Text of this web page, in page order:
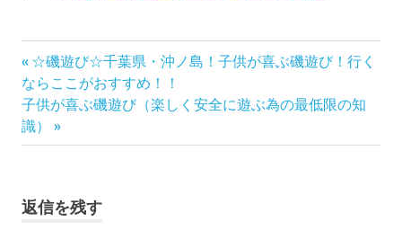
葉
磯
遊
び
投
稿
ナ
ゲ
前
の
記
事:
☆磯遊び☆千葉県・沖ノ島！子供が喜ぶ磯遊び！行く
ならここがおすすめ！！
次
の
記
子供が喜ぶ磯遊び（楽しく安全に遊ぶ為の最低限の知
識）
返信を残す